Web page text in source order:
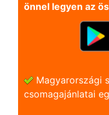
önnel legyen az
Magyarországi
csomagajánlatai